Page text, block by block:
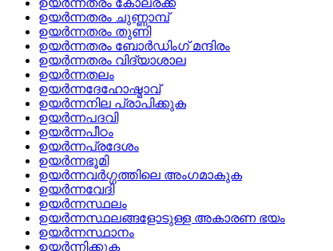
ഉയര്‍ന്നതരം കോലരക്ക്
ഉയര്‍ന്നതരം ചുണ്ണാമ്പ്
ഉയര്‍ന്നതരം തുണി
ഉയര്‍ന്നതരം ബോര്‍ഡിംഗ്‌ മന്ദിരം
ഉയര്‍ന്നതരം വിദ്യാശാല
ഉയര്‍ന്നതലം
ഉയര്‍ന്നദേഹോഷ്മാവ്
ഉയര്‍ന്നനില പ്രാപിക്കുക
ഉയര്‍ന്നപദവി
ഉയര്‍ന്നപീഠം
ഉയര്‍ന്നപ്രദേശം
ഉയര്‍ന്നഭൂമി
ഉയര്‍ന്നവര്‍ഗ്ഗത്തിലെ അംഗമാകുക
ഉയര്‍ന്നവേദി
ഉയര്‍ന്നസ്ഥലം
ഉയര്‍ന്നസ്ഥലങ്ങളോടുള്ള അകാരണ ഭയം
ഉയര്‍ന്നസ്ഥാനം
ഉയര്‍ന്നിക്കുക